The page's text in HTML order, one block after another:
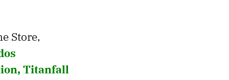
Store,
Titanfall